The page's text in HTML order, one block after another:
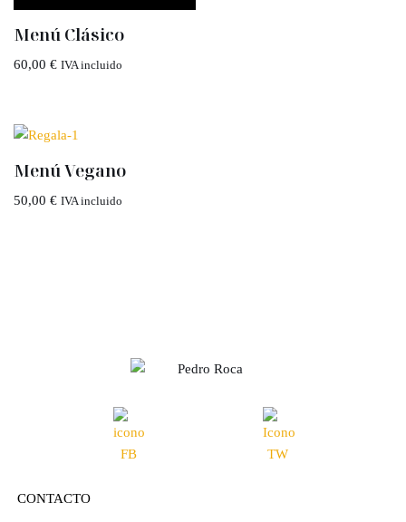
Menú Clásico
60,00 € IVA incluido
Menú Vegano
50,00 € IVA incluido
CONTACTO